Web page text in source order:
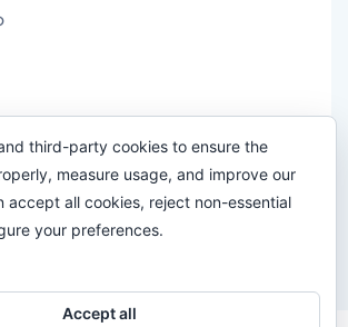
third-party cookies to ensure the
measure usage, and improve our
accept all cookies, reject non-essential
your preferences.
Accept all